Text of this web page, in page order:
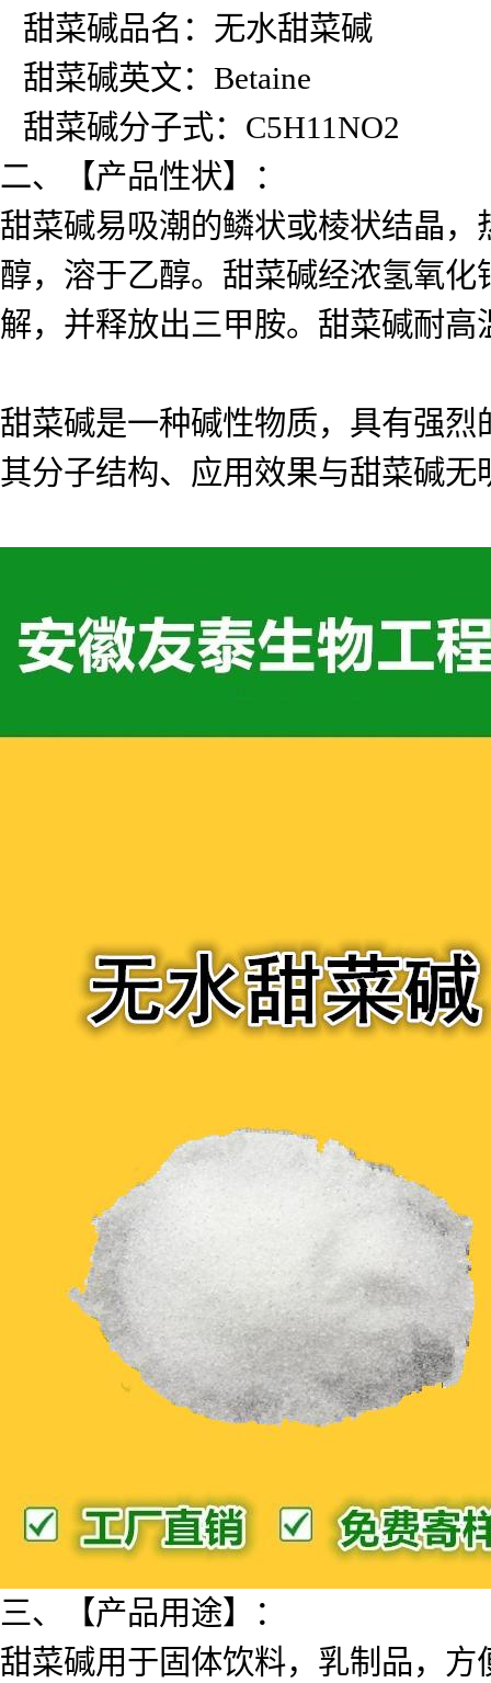
甜菜碱品名：无水甜菜碱
甜菜碱英文：Betaine
甜菜碱分子式：C5H11NO2
二、【产品性状】：
甜菜碱易吸潮的鳞状或棱状结晶
醇，溶于乙醇。甜菜碱经浓氢氧
解，并释放出三甲胺。甜菜碱耐高
甜菜碱是一种碱性物质，具有强
其分子结构、应用效果与甜菜碱
三、【产品用途】：
甜菜碱用于固体饮料，乳制品，